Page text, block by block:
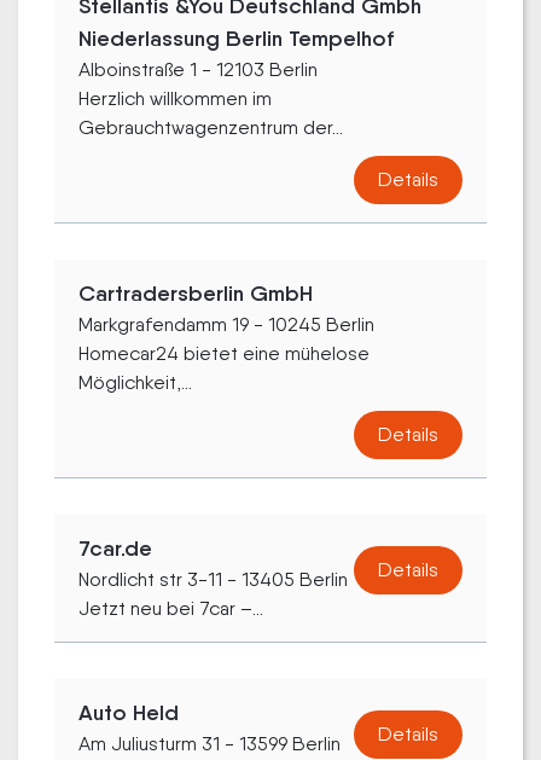
Stellantis &You Deutschland Gmbh
Niederlassung Berlin Tempelhof
Alboinstraße 1 - 12103 Berlin
Herzlich willkommen im
Gebrauchtwagenzentrum der...
Details
Cartradersberlin GmbH
Markgrafendamm 19 - 10245 Berlin
Homecar24 bietet eine mühelose
Möglichkeit,...
Details
7car.de
Nordlicht str 3-11 - 13405 Berlin
Jetzt neu bei 7car –...
Details
Auto Held
Am Juliusturm 31 - 13599 Berlin
Details